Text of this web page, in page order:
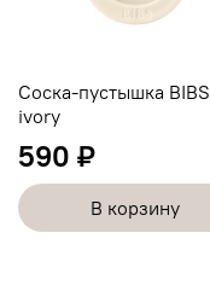
Соска-пустышка BIBS
ivory
590 ₽
В корзину